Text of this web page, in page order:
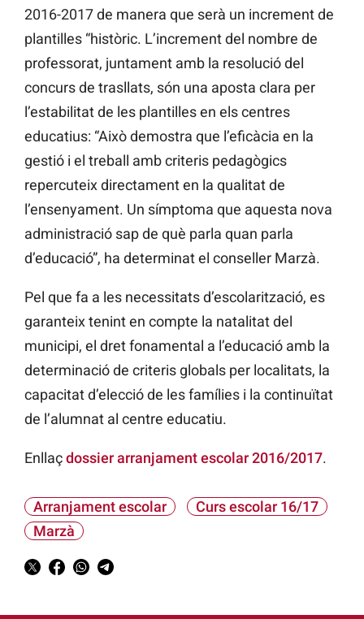
2016-2017 de manera que serà un increment de
plantilles “històric. L’increment del nombre de
professorat, juntament amb la resolució del
concurs de trasllats, són una aposta clara per
l’estabilitat de les plantilles en els centres
educatius: “Això demostra que l’eficàcia en la
gestió i el treball amb criteris pedagògics
repercuteix directament en la qualitat de
l’ensenyament. Un símptoma que aquesta nova
administració sap de què parla quan parla
d’educació”, ha determinat el conseller Marzà.
Pel que fa a les necessitats d’escolarització, es
garanteix tenint en compte la natalitat del
municipi, el dret fonamental a l’educació amb la
determinació de criteris globals per localitats, la
capacitat d’elecció de les famílies i la continuïtat
de l’alumnat al centre educatiu.
Enllaçdossier arranjament escolar 2016/2017.
Arranjament escolar
Curs escolar 16/17
Marzà